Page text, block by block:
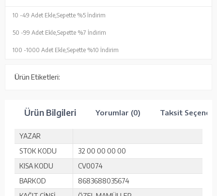
10 -49 Adet Ekle, Sepette %5 İndirim
50 -99 Adet Ekle, Sepette %7 İndirim
100 -1000 Adet Ekle, Sepette %10 İndirim
Ürün Etiketleri:
Ürün Bilgileri Yorumlar (0) Taksit
YAZAR
STOK KODU
32 00 00 00 00
KISA KODU
CV0074
BARKOD
8683688035674